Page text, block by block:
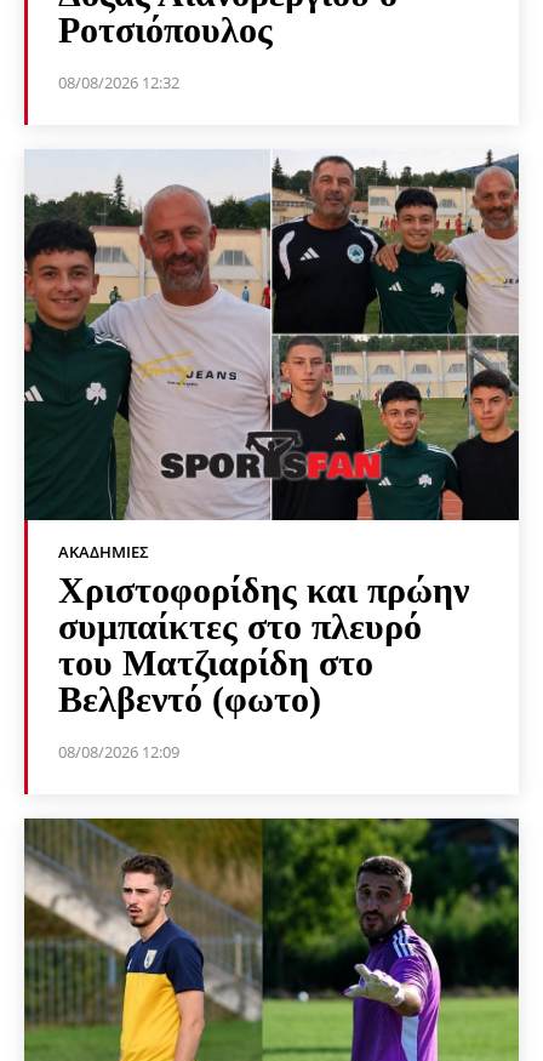
Ροτσιόπουλος
08/08/2026 12:32
ΑΚΑΔΗΜΊΕΣ
Χριστοφορίδης και πρώην
συμπαίκτες στο πλευρό
του Ματζιαρίδη στο
Βελβεντό (φωτο)
08/08/2026 12:09